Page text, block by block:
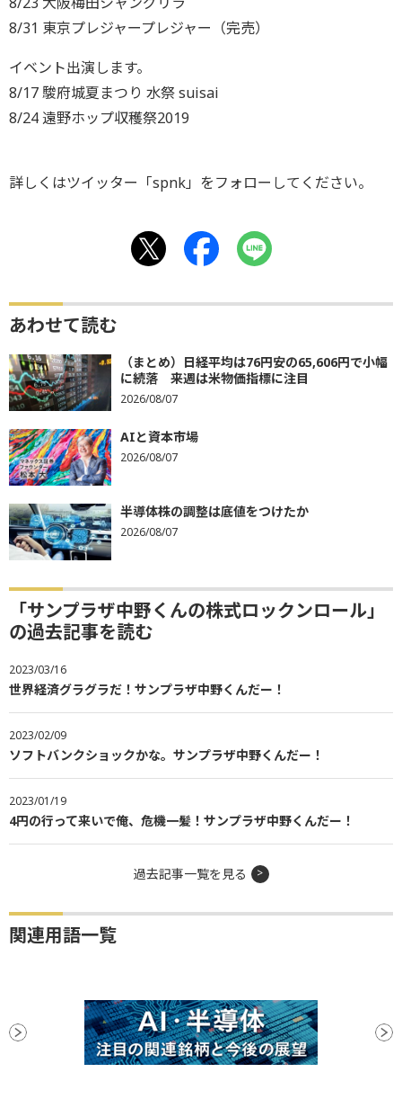
8/31 東京プレジャープレジャー（完売）
イベント出演します。
8/17 駿府城夏まつり 水祭 suisai
8/24 遠野ホップ収穫祭2019
詳しくはツイッター「spnk」をフォローしてください。
あわせて読む
（まとめ）日経平均は76円安の65,606円で小幅
に続落 来週は米物価指標に注目
2026/08/07
AIと資本市場
2026/08/07
半導体株の調整は底値をつけたか
2026/08/07
「サンプラザ中野くんの株式ロックンロール」
の過去記事を読む
2023/03/16
世界経済グラグラだ！サンプラザ中野くんだー！
2023/02/09
ソフトバンクショックかな。サンプラザ中野くんだー！
2023/01/19
4円の行って来いで俺、危機一髪！サンプラザ中野くんだー！
過去記事一覧を見る
関連用語一覧